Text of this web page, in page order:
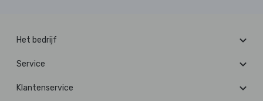
Het bedrijf
Service
Klantenservice